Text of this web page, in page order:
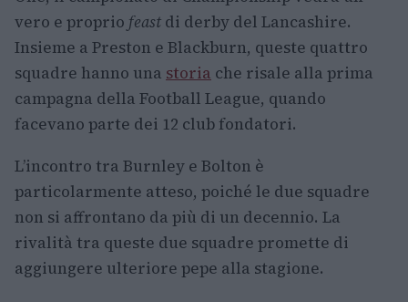
vero e proprio feast di derby del Lancashire.
Insieme a Preston e Blackburn, queste quattro
squadre hanno una storia che risale alla prima
campagna della Football League, quando
facevano parte dei 12 club fondatori.
L’incontro tra Burnley e Bolton è
particolarmente atteso, poiché le due squadre
non si affrontano da più di un decennio. La
rivalità tra queste due squadre promette di
aggiungere ulteriore pepe alla stagione.